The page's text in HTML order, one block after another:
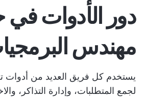
دور الأدوات في
مهندس
يستخدم كل فريق العديد من أدوات
لجمع المتطلبات، وإدارة التذاكر،